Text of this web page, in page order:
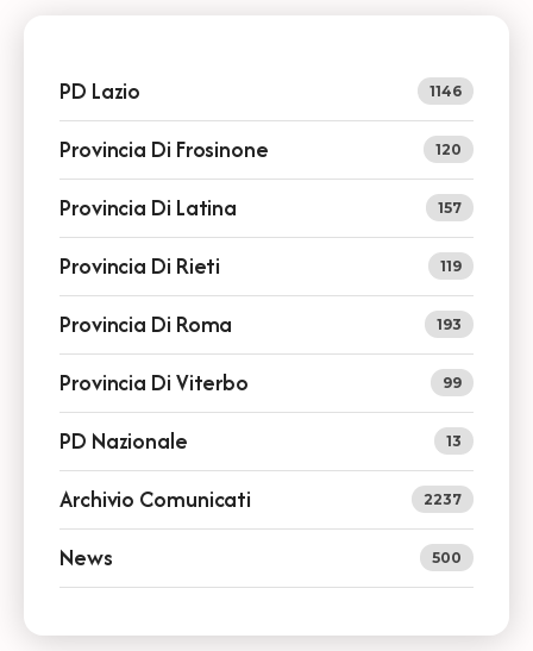
PD Lazio 1146
Provincia Di Frosinone 120
Provincia Di Latina 157
Provincia Di Rieti 119
Provincia Di Roma 193
Provincia Di Viterbo 99
PD Nazionale 13
Archivio Comunicati 2237
News 500